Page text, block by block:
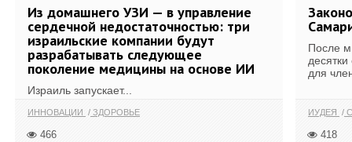
Из домашнего УЗИ — в управление
сердечной недостаточностью: три
израильские компании будут
разрабатывать следующее
поколение медицины на основе ИИ
Израиль запускает...
ИННОВАЦИИ ЗДОРОВЬЕ
466
После
для
ИУДЕЯ
418